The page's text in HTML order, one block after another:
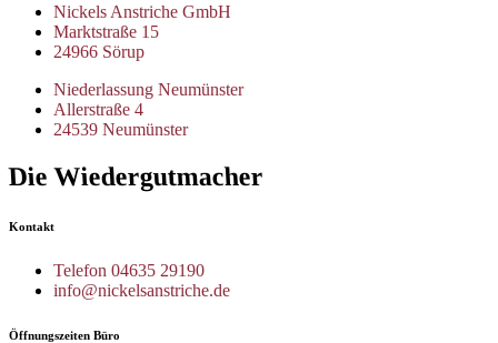
Nickels Anstriche GmbH
Marktstraße 15
24966 Sörup
Niederlassung Neumünster
Allerstraße 4
24539 Neumünster
Die Wiedergutmacher
Kontakt
Telefon 04635 29190
info@nickelsanstriche.de
Öffnungszeiten Büro